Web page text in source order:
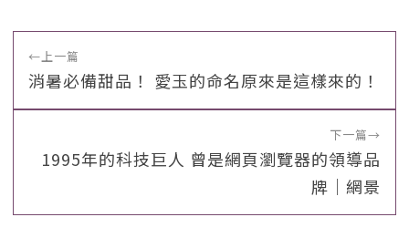
←上一篇
消暑必備甜品！ 愛玉的命名原來是這樣來的！
下一篇→
1995年的科技巨人 曾是網頁瀏覽器的領導品
牌｜網景